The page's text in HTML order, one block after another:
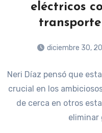
eléctricos
diciembre 30,
Neri Díaz pensó que
crucial en los
de cerca en otros
eliminar